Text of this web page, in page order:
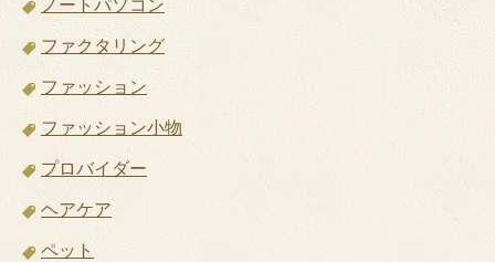
ノートパソコン
ファクタリング
ファッション
ファッション小物
プロバイダー
ヘアケア
ペット